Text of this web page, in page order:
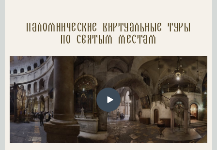
Паломнические Виртуальные туры
по святым местам